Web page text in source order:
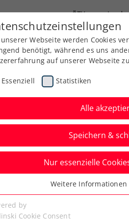
ÖTV
Ausbildung Services
mit Ofner
Webseite werden Cookies
benötigt, während es uns
auf unserer Webseite
Essenziell Statistiken
Alle
Speichern &
Nur essenzielle
Cookies werden für
benötigt. Dadurch ist
Weitere
by
Cookie Consent